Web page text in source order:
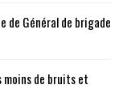
de Général de brigade
moins de bruits et